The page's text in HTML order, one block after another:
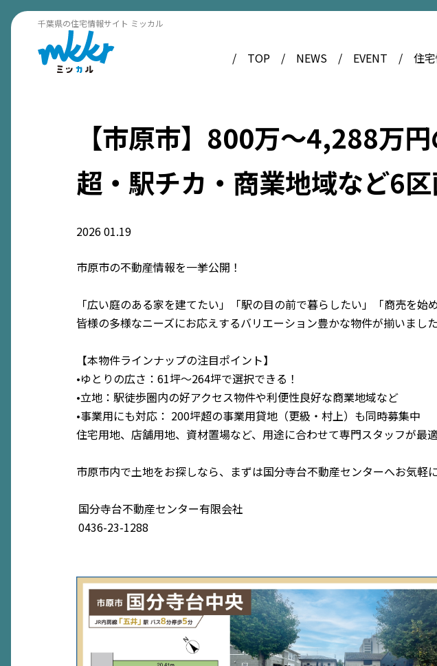
千葉県の住宅情報サイト ミッカル
TOP NEWS EVENT 住
【市原市】800万〜4,288万
超・駅チカ・商業地域など6
202601.19
市原市の不動産情報を一挙公開！
「広い庭のある家を建てたい」「駅の目の前で暮らしたい」「商売を始
皆様の多様なニーズにお応えするバリエーション豊かな物件が揃いました
【本物件ラインナップの注目ポイント】
•ゆとりの広さ：61坪〜264坪で選択できる！
•立地：駅徒歩圏内の好アクセス物件や利便性良好な商業地域など
•事業用にも対応： 200坪超の事業用貸地（更級・村上）も同時募集中
住宅用地、店舗用地、資材置場など、用途に合わせて専門スタッフが最
市原市内で土地をお探しなら、まずは国分寺台不動産センターへお気軽
国分寺台不動産センター有限会社
0436-23-1288